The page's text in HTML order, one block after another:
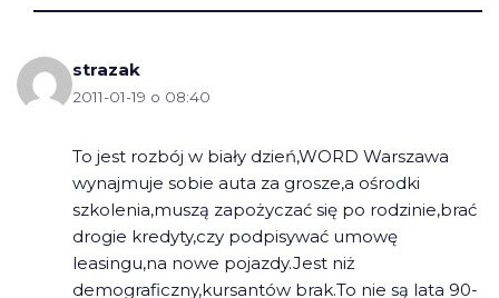
strazak
2011-01-19 o 08:40
To jest rozbój w biały dzień,WORD Warszawa
wynajmuje sobie auta za grosze,a ośrodki
szkolenia,muszą zapożyczać się po rodzinie,brać
drogie kredyty,czy podpisywać umowę
leasingu,na nowe pojazdy.Jest niż
demograficzny,kursantów brak.To nie są lata 90-